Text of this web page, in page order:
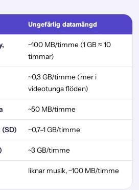
Ungefärlig datamängd
~100 MB/timme (1 GB ≈ 10
timmar)
~0,3 GB/timme (mer i
videotunga flöden)
~50 MB/timme
~0,7–1 GB/timme
~3 GB/timme
liknar musik, ~100 MB/timme